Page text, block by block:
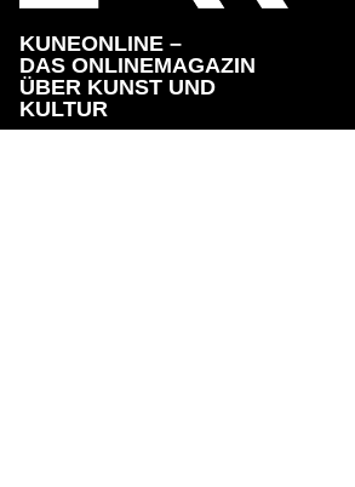
KUNEONLINE –
DAS ONLINEMAGAZIN
ÜBER KUNST UND
KULTUR